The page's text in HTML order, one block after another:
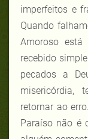
imperfeitos e
Quando
Amoroso
recebido
pecados a
misericórdia,
retornar ao
Paraíso não é